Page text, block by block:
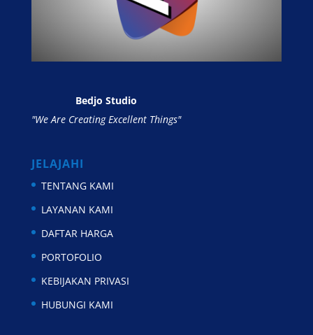
Bedjo Studio
"We Are Creating Excellent Things"
JELAJAHI
TENTANG KAMI
LAYANAN KAMI
DAFTAR HARGA
PORTOFOLIO
KEBIJAKAN PRIVASI
HUBUNGI KAMI